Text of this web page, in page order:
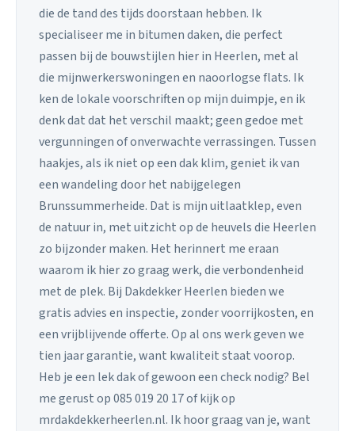
die de tand des tijds doorstaan hebben. Ik
specialiseer me in bitumen daken, die perfect
passen bij de bouwstijlen hier in Heerlen, met al
die mijnwerkerswoningen en naoorlogse flats. Ik
ken de lokale voorschriften op mijn duimpje, en ik
denk dat dat het verschil maakt; geen gedoe met
vergunningen of onverwachte verrassingen. Tussen
haakjes, als ik niet op een dak klim, geniet ik van
een wandeling door het nabijgelegen
Brunssummerheide. Dat is mijn uitlaatklep, even
de natuur in, met uitzicht op de heuvels die Heerlen
zo bijzonder maken. Het herinnert me eraan
waarom ik hier zo graag werk, die verbondenheid
met de plek. Bij Dakdekker Heerlen bieden we
gratis advies en inspectie, zonder voorrijkosten, en
een vrijblijvende offerte. Op al ons werk geven we
tien jaar garantie, want kwaliteit staat voorop.
Heb je een lek dak of gewoon een check nodig? Bel
me gerust op 085 019 20 17 of kijk op
mrdakdekkerheerlen.nl. Ik hoor graag van je, want